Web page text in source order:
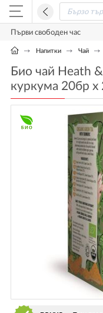
Първи свободен час
Напитки Чай
Био чай Heath
куркума 20бр х